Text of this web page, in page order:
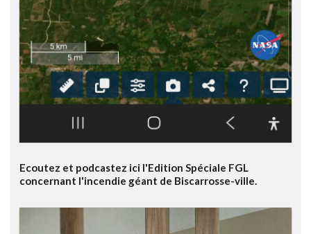
Ecoutez et podcastez ici l'Edition Spéciale FGL
concernant l'incendie géant de Biscarrosse-ville.